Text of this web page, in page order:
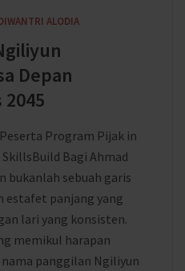
ALODIA
Depan
Program Pijak in
Bagi Ahmad
bukanlah sebuah garis
estafet panjang yang
lari yang konsisten.
memikul harapan
panggilan Ngiliyun